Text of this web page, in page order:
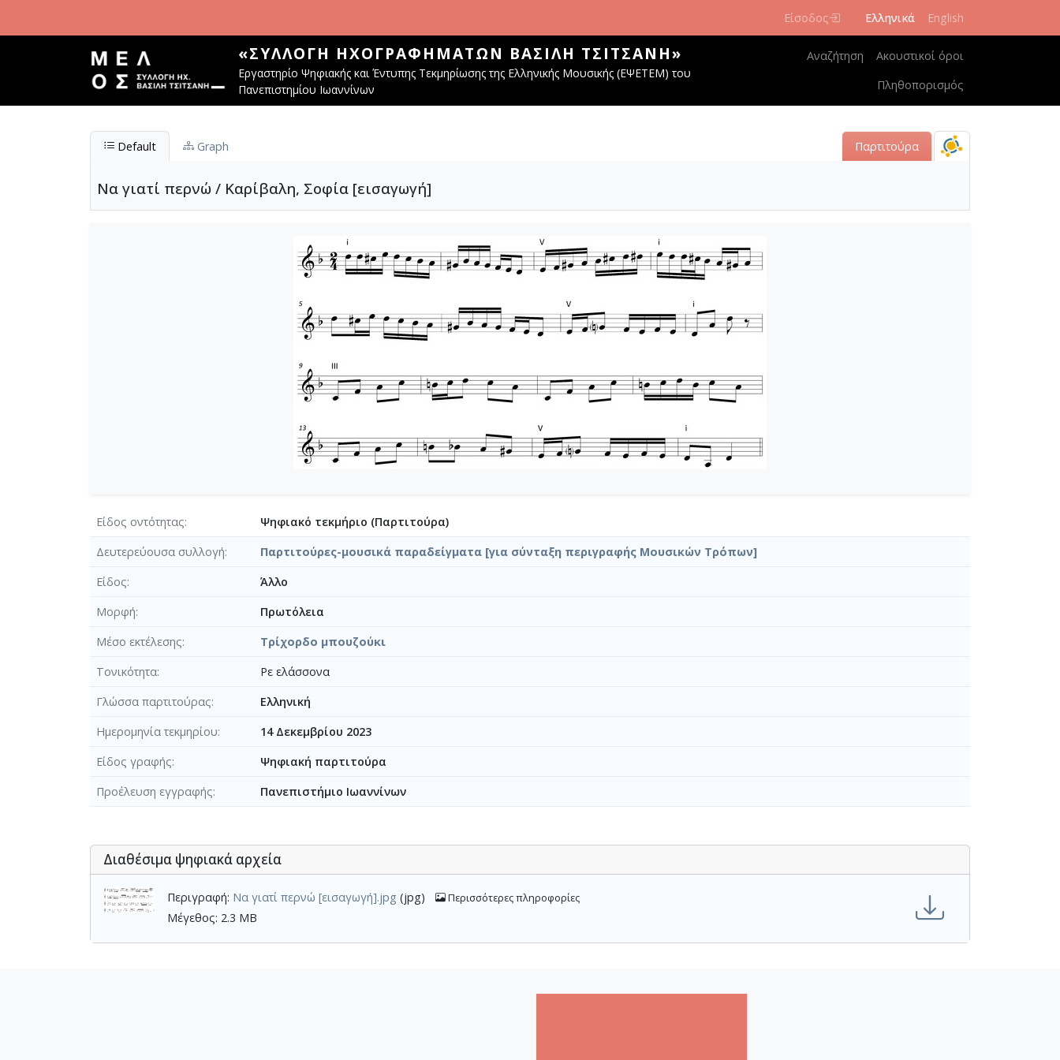
Είσοδος Ελληνικά English
«ΣΥΛΛΟΓΉ ΗΧΟΓΡΑΦΗΜΆΤΩΝ ΒΑΣΊΛΗ ΤΣΙΤΣΆΝΗ»
Εργαστηρίο Ψηφιακής και Έντυπης Τεκμηρίωσης της Ελληνικής Μουσικής (ΕΨΕΤΕΜ) του
Πανεπιστημίου Ιωαννίνων
Κεντρική πλοήγηση
Αναζήτηση
Ακουστικοί όροι
Πληθοπορισμός
Default Graph Παρτιτούρα
Να γιατί περνώ / Καρίβαλη, Σοφία [εισαγωγή]
Είδος οντότητας
Ψηφιακό τεκμήριο (Παρτιτούρα)
Δευτερεύουσα συλλογή
Παρτιτούρες-μουσικά παραδείγματα [για σύνταξη περιγραφής Μουσικών Τρόπων]
Είδος
Άλλο
Μορφή
Πρωτόλεια
Μέσο εκτέλεσης
Τρίχορδο μπουζούκι
Τονικότητα
Ρε ελάσσονα
Γλώσσα παρτιτούρας
Ελληνική
Ημερομηνία τεκμηρίου
14 Δεκεμβρίου 2023
Είδος γραφής
Ψηφιακή παρτιτούρα
Προέλευση εγγραφής
Πανεπιστήμιο Ιωαννίνων
Διαθέσιμα ψηφιακά αρχεία
Περιγραφή: Να γιατί περνώ [εισαγωγή].jpg (jpg) Περισσότερες πληροφορίες
Μέγεθος: 2.3 MB